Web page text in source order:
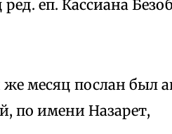
еп. Кассиана
месяц послан был
по имени Назарет,